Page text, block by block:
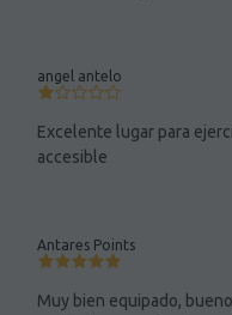
angel antelo
Excelente lugar para
accesible
Antares Points
Muy bien equipado,